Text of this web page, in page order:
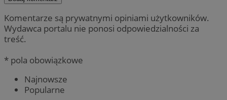
Komentarze są prywatnymi opiniami użytkowników.
Wydawca portalu nie ponosi odpowiedzialności za
treść.
* pola obowiązkowe
Najnowsze
Popularne